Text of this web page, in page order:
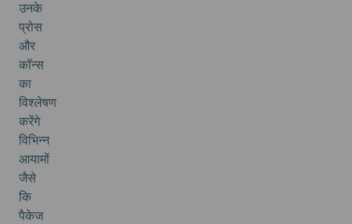
उनके
प्रोस
और
कॉन्स
का
विश्लेषण
करेंगे
विभिन्न
आयामों
जैसे
कि
पैकेज